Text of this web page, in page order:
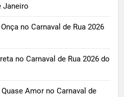
Janeiro
no Carnaval de Rua 2026
no Carnaval de Rua 2026 do
Amor no Carnaval de